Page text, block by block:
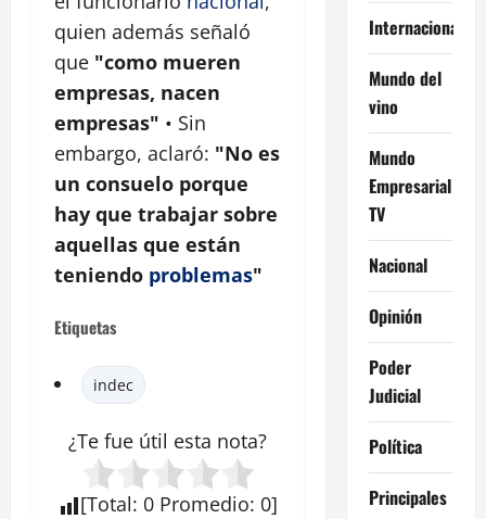
quien además señaló
que "como mueren
empresas, nacen
empresas" • Sin
embargo, aclaró: "No es
un consuelo porque
hay que trabajar sobre
aquellas que están
teniendo problemas"
Etiquetas
indec
¿Te fue útil esta nota?
[Total: 0 Promedio: 0]
Internacional
Mundo del
vino
Mundo
Empresarial
TV
Nacional
Opinión
Poder
Judicial
Política
Principales